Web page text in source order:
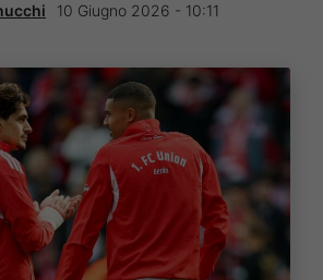
10 Giugno 2026 - 10:11